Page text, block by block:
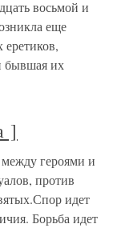
восьмой и
еще
еретиков,
бывшая их
]
героями и
против
идет
Борьба идет